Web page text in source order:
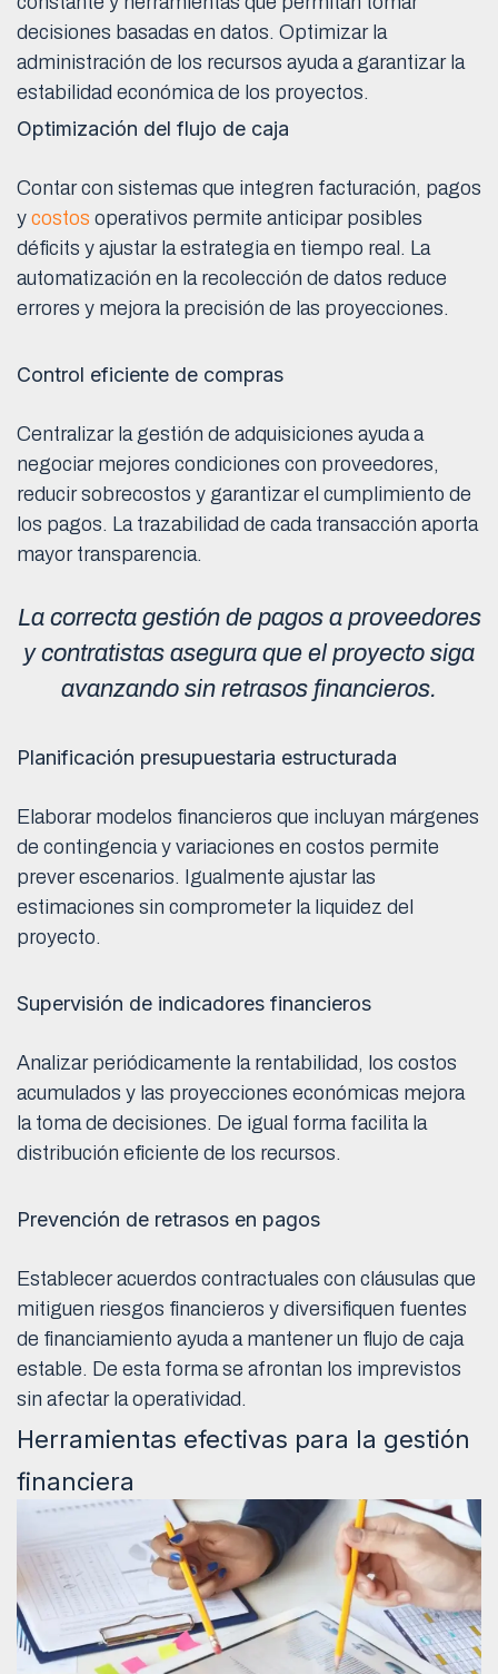
decisiones basadas en datos. Optimizar la
administración de los recursos ayuda a garantizar la
estabilidad económica de los proyectos.
Optimización del flujo de caja
Contar con sistemas que integren facturación, pagos
y costos operativos permite anticipar posibles
déficits y ajustar la estrategia en tiempo real. La
automatización en la recolección de datos reduce
errores y mejora la precisión de las proyecciones.
Control eficiente de compras
Centralizar la gestión de adquisiciones ayuda a
negociar mejores condiciones con proveedores,
reducir sobrecostos y garantizar el cumplimiento de
los pagos. La trazabilidad de cada transacción aporta
mayor transparencia.
La correcta gestión de pagos a proveedores
y contratistas asegura que el proyecto siga
avanzando sin retrasos financieros.
Planificación presupuestaria estructurada
Elaborar modelos financieros que incluyan márgenes
de contingencia y variaciones en costos permite
prever escenarios. Igualmente ajustar las
estimaciones sin comprometer la liquidez del
proyecto.
Supervisión de indicadores financieros
Analizar periódicamente la rentabilidad, los costos
acumulados y las proyecciones económicas mejora
la toma de decisiones. De igual forma facilita la
distribución eficiente de los recursos.
Prevención de retrasos en pagos
Establecer acuerdos contractuales con cláusulas que
mitiguen riesgos financieros y diversifiquen fuentes
de financiamiento ayuda a mantener un flujo de caja
estable. De esta forma se afrontan los imprevistos
sin afectar la operatividad.
Herramientas efectivas para la gestión
financiera